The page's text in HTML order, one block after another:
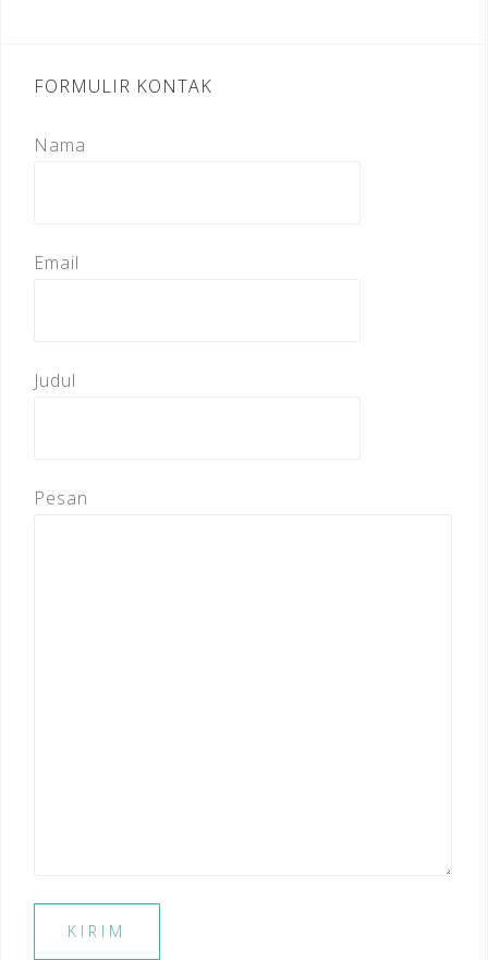
FORMULIR KONTAK
Nama
Email
Judul
Pesan